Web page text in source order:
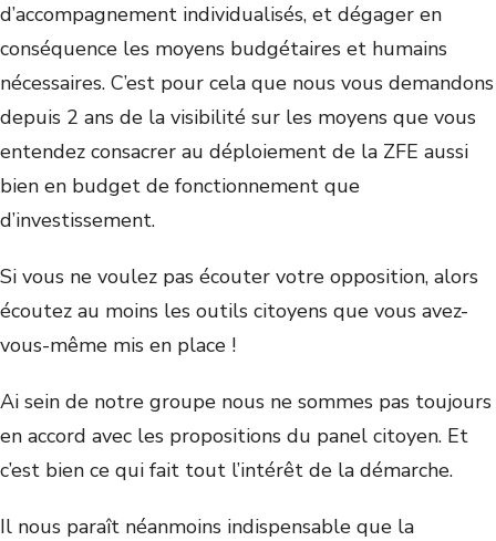
d’accompagnement individualisés, et dégager en
conséquence les moyens budgétaires et humains
nécessaires. C’est pour cela que nous vous demandons
depuis 2 ans de la visibilité sur les moyens que vous
entendez consacrer au déploiement de la ZFE aussi
bien en budget de fonctionnement que
d’investissement.
Si vous ne voulez pas écouter votre opposition, alors
écoutez au moins les outils citoyens que vous avez-
vous-même mis en place !
Ai sein de notre groupe nous ne sommes pas toujours
en accord avec les propositions du panel citoyen. Et
c’est bien ce qui fait tout l’intérêt de la démarche.
Il nous paraît néanmoins indispensable que la